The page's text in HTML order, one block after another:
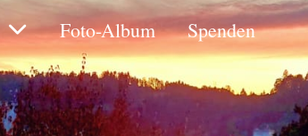
Foto-Album
Spenden